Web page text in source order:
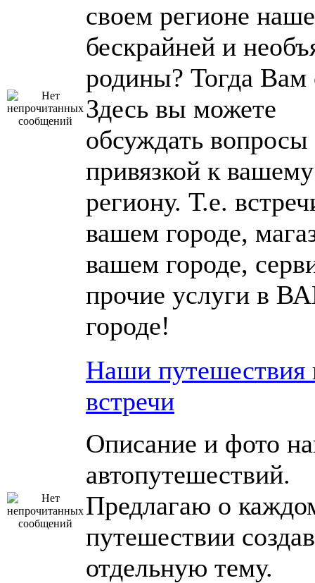
своем регионе
бескрайней и
родины? Тогда
Здесь вы можете
обсуждать вопросы
привязкой к вашему
региону. Т.е.
вашем городе,
вашем городе,
прочие услуги в
городе!
Наши путешествия
встречи
Описание и фото
автопутешествий.
Предлагаю о
путешествии
отдельную тему.